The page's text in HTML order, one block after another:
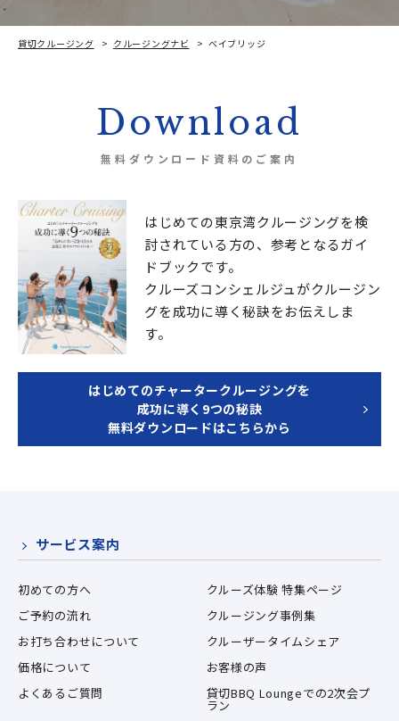
貸切クルージング クルージングナビ ベイブリッジ
Download
無料ダウンロード資料のご案内
はじめての東京湾クルージングを検
討されている方の、 参考となるガイ
ドブックです。
クルーズコンシェルジュがクルージン
グを成功に導く秘訣をお伝えしま
す。
はじめてのチャータークルージングを
成功に導く9つの秘訣
無料ダウンロードはこちらから
サービス案内
初めての方へ
クルーズ体験 特集ページ
ご予約の流れ
クルージング事例集
お打ち合わせについて
クルーザータイムシェア
価格について
お客様の声
よくあるご質問
貸切BBQ Loungeでの2次会プ
ラン